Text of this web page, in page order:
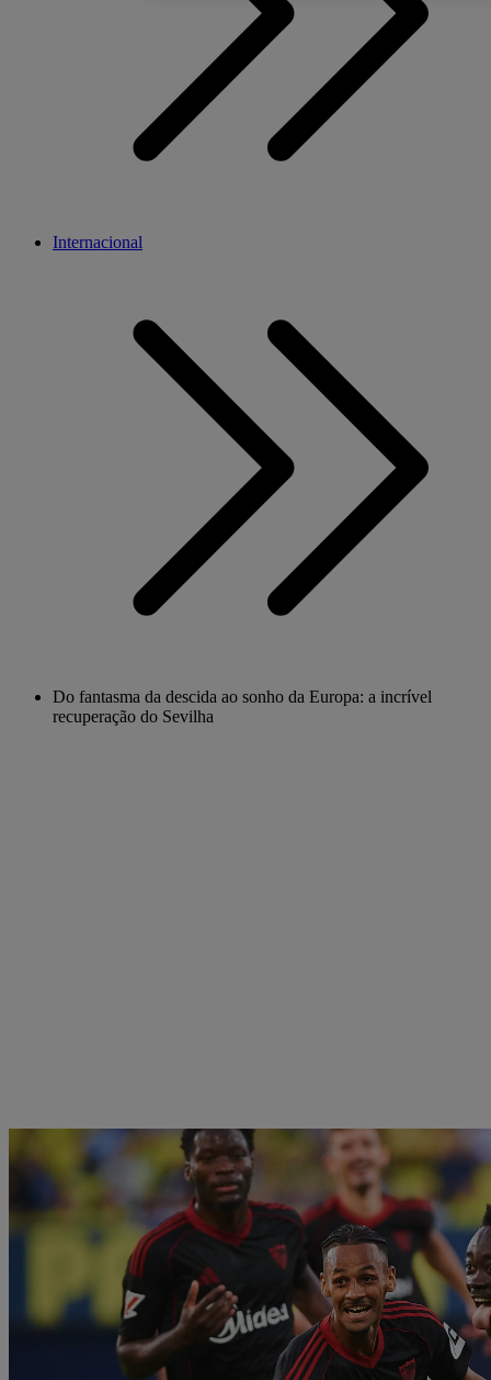
Internacional
Do fantasma da descida ao sonho da Europa: a incrível
recuperação do Sevilha